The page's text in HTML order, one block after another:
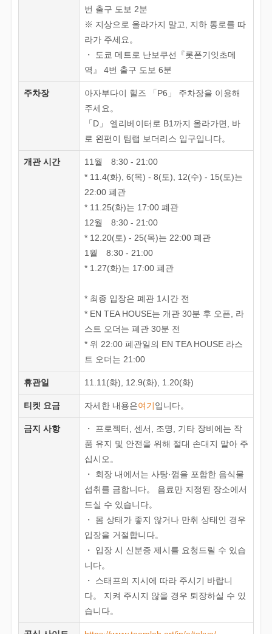
번 출구 도보 2분
※ 지상으로 올라가지 말고, 지하 통로를 따
라가 주세요。
・ 도쿄 메트로 난보쿠선『롯폰기잇초메
역』 4번 출구 도보 6분
주차장
아자부다이 힐즈 「P6」 주차장을 이용해
주세요。
「D」 엘리베이터로 B1까지 올라가면, 바
로 왼편이 팀랩 보더리스 입구입니다。
개관 시간
11월 8:30 - 21:00
* 11.4(화), 6(목) - 8(토), 12(수) - 15(토)는
22:00 폐관
* 11.25(화)는 17:00 폐관
12월 8:30 - 21:00
* 12.20(토) - 25(목)는 22:00 폐관
1월 8:30 - 21:00
* 1.27(화)는 17:00 폐관
* 최종 입장은 폐관 1시간 전
* EN TEA HOUSE는 개관 30분 후 오픈, 라
스트 오더는 폐관 30분 전
* 위 22:00 폐관일의 EN TEA HOUSE 라스
트 오더는 21:00
휴관일 11.11(화), 12.9(화), 1.20(화)
티켓 요금 자세한 내용은여기입니다。
금지 사항
・ 프로젝터, 센서, 조명, 기타 장비에는 작
품 유지 및 안전을 위해 절대 손대지 말아 주
십시오。
・ 회장 내에서는 사탕·껌을 포함한 음식물
섭취를 금합니다。 음료만 지정된 장소에서
드실 수 있습니다。
・ 몸 상태가 좋지 않거나 만취 상태인 경우
입장을 거절합니다。
・ 입장 시 신분증 제시를 요청드릴 수 있습
니다。
・ 스태프의 지시에 따라 주시기 바랍니
다。 지켜 주시지 않을 경우 퇴장하실 수 있
습니다。